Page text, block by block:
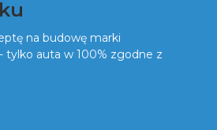
na budowę marki
tylko auta w 100% zgodne z